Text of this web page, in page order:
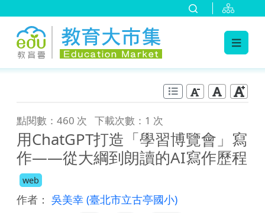
點閱數：460 次 下載次數：1 次
用ChatGPT打造「學習博覽會」寫
作——從大綱到朗讀的AI寫作歷程
web
作者： 吳美幸 (臺北市立古亭國小)